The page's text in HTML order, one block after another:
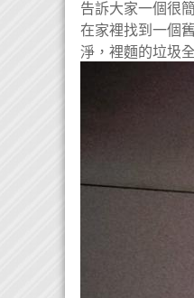
告訴大家一個很
在家裡找到一個
淨，裡麵的垃圾